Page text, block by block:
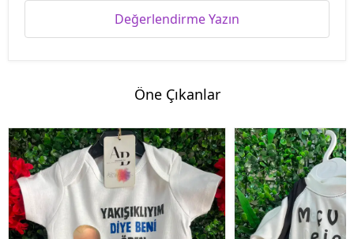
Değerlendirme Yazın
Öne Çıkanlar